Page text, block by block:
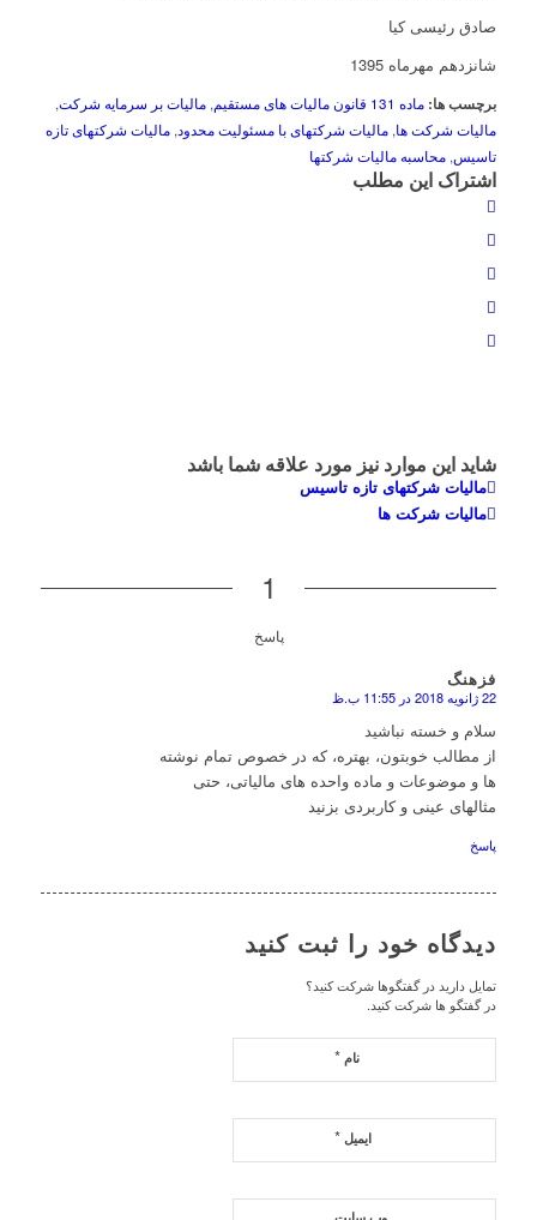
صادق رئیسی کیا
شانزدهم مهرماه 1395
برچسب ها: ماده 131 قانون مالیات های مستقیم , مالیات بر سرمایه شرکت,
مالیات شرکت ها, مالیات شرکتهای با مسئولیت محدود, مالیات شرکتهای تازه
تاسیس, محاسبه مالیات شرکتها
اشتراک این مطلب
شاید این موارد نیز مورد علاقه شما باشد
مالیات شرکتهای تازه تاسیس
مالیات شرکت ها
1
پاسخ
فزهنگ
22 ژانویه 2018 در 11:55 ب.ظ
سلام و خسته نباشید
از مطالب خوبتون، بهتره، که در خصوص تمام نوشته
ها و موضوعات و ماده واحده های مالیاتی، حتی
مثالهای عینی و کاربردی بزنید
پاسخ
دیدگاه خود را ثبت کنید
تمایل دارید در گفتگوها شرکت کنید؟
در گفتگو ها شرکت کنید.
نام*
ایمیل*